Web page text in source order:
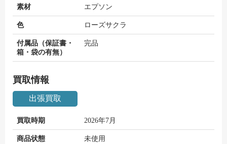
素材 エプソン
色 ローズサクラ
付属品（保証書・
箱・袋の有無）
完品
買取情報
出張買取
買取時期 2026年7月
商品状態 未使用